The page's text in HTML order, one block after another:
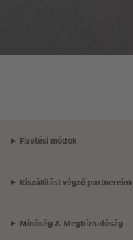
Fizetési módok
Kiszállítást végző partnereink
Minőség & Megbízhatóság